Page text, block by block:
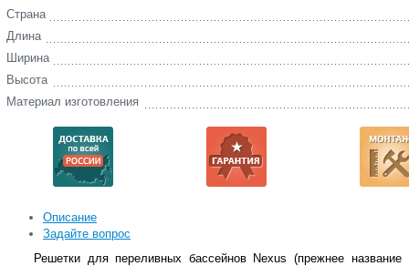
Страна
Длина
Ширина
Высота
Материал изготовления
Описание
Задайте вопрос
Решетки для переливных бассейнов Nexus (прежнее